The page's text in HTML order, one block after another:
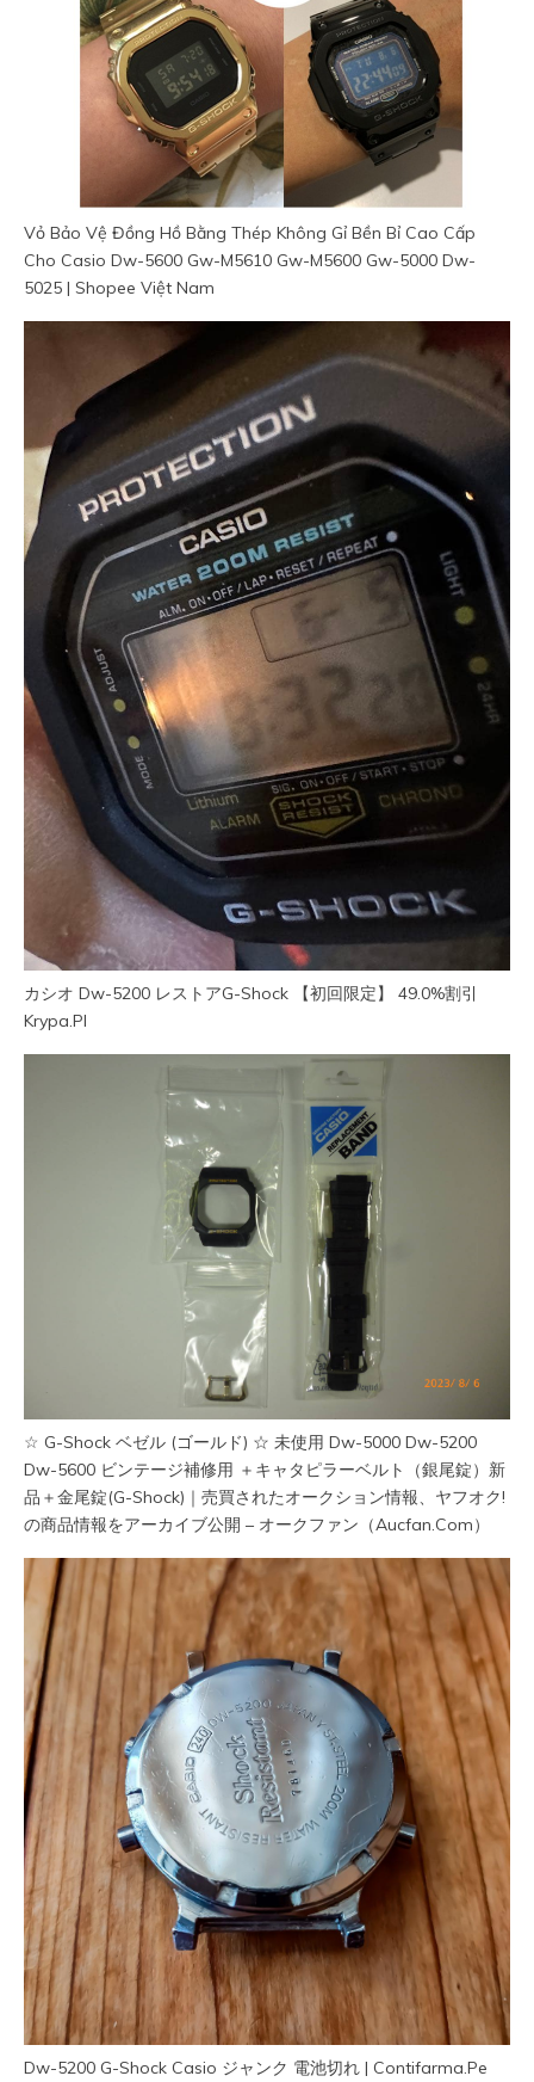
Vỏ Bảo Vệ Đồng Hồ Bằng Thép Không Gỉ Bền Bỉ Cao Cấp
Cho Casio Dw-5600 Gw-M5610 Gw-M5600 Gw-5000 Dw-
5025 | Shopee Việt Nam
カシオ Dw-5200 レストアG-Shock 【初回限定】 49.0%割引
Krypa.Pl
☆ G-Shock ベゼル (ゴールド) ☆ 未使用 Dw-5000 Dw-5200
Dw-5600 ビンテージ補修用 ＋キャタピラーベルト（銀尾錠）新
品＋金尾錠(G-Shock)｜売買されたオークション情報、ヤフオク!
の商品情報をアーカイブ公開 – オークファン（Aucfan.Com）
Dw-5200 G-Shock Casio ジャンク 電池切れ | Contifarma.Pe